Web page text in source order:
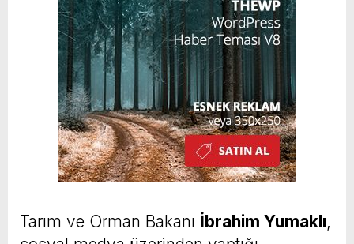
Tarım ve Orman Bakanı İbrahim Yumaklı,